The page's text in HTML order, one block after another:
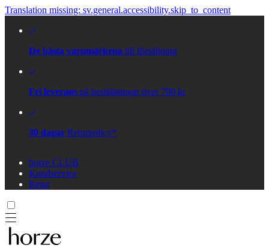
Translation missing: sv.general.accessibility.skip_to_content
De bästa varumärkena till försäljning
Fri leverans på beställningar över 790 kr
30 dagar Returpolicy*
horze CLUB
Kundservice
Retur